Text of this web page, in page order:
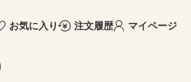
お気に入り 注文履歴 マイページ